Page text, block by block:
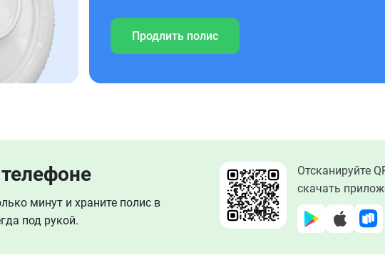
Продлить полис
минут и храните полис в
под рукой.
Отсканируйте
скачать